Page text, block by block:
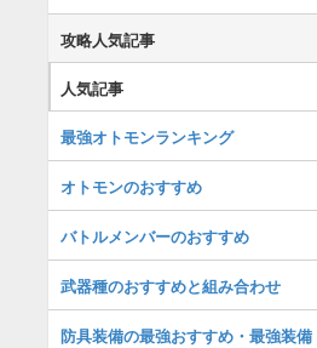
攻略人気記事
人気記事
最強オトモンランキング
オトモンのおすすめ
バトルメンバーのおすすめ
武器種のおすすめと組み合わせ
防具装備の最強おすすめ・最強装備